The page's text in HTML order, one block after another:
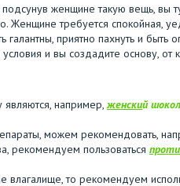
женщине такую вещь, вы
Женщине требуется спокойная,
галантны, приятно пахнуть и
и вы создадите основу, от
являются, например,женский
можем рекомендовать,
рекомендуем пользоваться
влагалище, то рекомендуем